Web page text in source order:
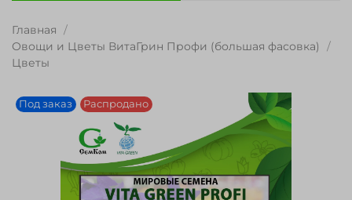
Главная
Овощи и Цветы ВитаГрин Профи (большая фасовка)
Цветы
Под заказ Распродано